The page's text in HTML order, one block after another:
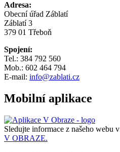
Adresa:
Obecní úřad Záblatí
Záblatí 3
379 01 Třeboň
Spojení:
Tel.: 384 792 560
Mob.: 602 464 794
E-mail: info@zablati.cz
Mobilní aplikace
Sledujte informace z našeho webu v
V OBRAZE.